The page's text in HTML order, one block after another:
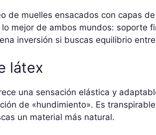
de muelles ensacados con capas
mejor de ambos mundos: soporte
inversión si buscas equilibrio
látex
una sensación elástica y
de «hundimiento». Es
un material más natural.